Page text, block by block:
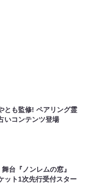
とも監修! ペアリング霊
いコンテンツ登場
台『ノンレムの窓』
ット1次先行受付スター